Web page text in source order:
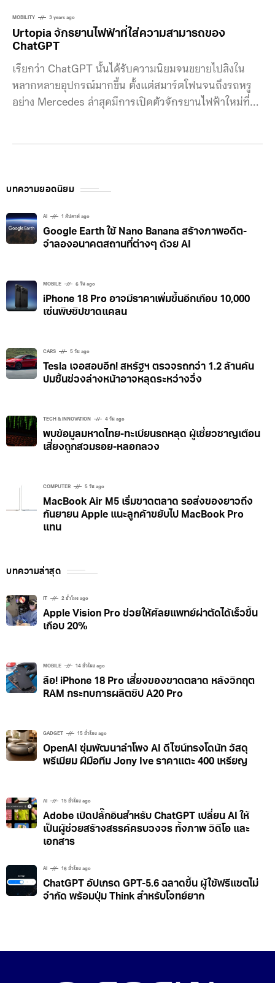
System) เปลี่ยนแรงปั่นเป็นพลังงานไฟฟ้าและจ่ายเข้าสู่
มอเตอร์โดยตรง โครงสร้างหลักคือ ชุดบันไดที่ทำหน้าที่
เสมือนคันเร่ง ระบบจะตรวจจับการปั่นแล้วส่งสัญญาณไป
ยังมอเตอร์ไฟฟ้าเพื่อขับเคลื่อนล้อ ยิ่งปั่นเร็ว รถก็จะยิ่งเร็ว
ขึ้นตามไปด้วย นอกจากนั้นยังมีระบบเบรกแบบ
regenerative ที่ส่งพลังงานกลับเข้าสู่แบตเตอรีเมื่อชะลอ
MOBILITY 3 years ago
Urtopia จักรยานไฟฟ้าที่ใส่ความสามารถของ
ChatGPT
เรียกว่า ChatGPT นั้นได้รับความนิยมจนขยายไปสิงใน
หลากหลายอุปกรณ์มากขึ้น ตั้งแต่สมาร์ตโฟนจนถึงรถหรู
อย่าง Mercedes ล่าสุดมีการเปิดตัวจักรยานไฟฟ้าใหม่ที่ใส่
และลำโพงในตัว เปิดให้ผู้ขับถามคำถามต่างๆที่อยากรู้ได้
ฟีเจอร์อื่นๆก็มาครบทั้ง GPS ในตัว, ระบบป้องกันการขโมย
และระบบความปลอดภัยในการขับขี่ เหนือไปกว่านั้นคือ
ผนวกระบบนิเวศด้านการออกกำลังกายของ Apple เข้าไป
ปดังอย่าง Strava ซึ่ง ChatGPT สามารถดึงข้อมูลอย่าง
อัตราการเต้นของหัวใจ
บทความยอดนิยม
AI 1 สัปดาห์ ago
Google Earth ใช้ Nano Banana สร้างภาพอดีต-
จำลองอนาคตสถานที่ต่างๆ ด้วย AI
MOBILE 6 วัน ago
iPhone 18 Pro อาจมีราคาเพิ่มขึ้นอีกเกือบ 10,000
เซ่นพิษชิปขาดแคลน
CARS 5 วัน ago
Tesla เจอสอบอีก! สหรัฐฯ ตรวจรถกว่า 1.2 ล้านคัน
ปมชิ้นช่วงล่างหน้าอาจหลุดระหว่างวิ่ง
TECH & INNOVATION 4 วัน ago
พบข้อมูลมหาดไทย-ทะเบียนรถหลุด ผู้เชี่ยวชาญเตือน
เสี่ยงถูกสวมรอย-หลอกลวง
COMPUTER 5 วัน ago
MacBook Air M5 เริ่มขาดตลาด รอส่งของยาวถึง
กันยายน Apple แนะลูกค้าขยับไป MacBook Pro
แทน
บทความล่าสุด
IT 2 ชั่วโมง ago
Apple Vision Pro ช่วยให้ศัลยแพทย์ผ่าตัดได้เร็วขึ้น
เกือบ 20%
MOBILE 14 ชั่วโมง ago
ลือ! iPhone 18 Pro เสี่ยงของขาดตลาด หลังวิกฤต
RAM กระทบการผลิตชิป A20 Pro
GADGET 15 ชั่วโมง ago
OpenAI ซุ่มพัฒนาลำโพง AI ดีไซน์ทรงโดนัท วัสดุ
พรีเมียม ฝีมือทีม Jony Ive ราคาแตะ 400 เหรียญ
AI 15 ชั่วโมง ago
Adobe เปิดปลั๊กอินสำหรับ ChatGPT เปลี่ยน AI ให้
เป็นผู้ช่วยสร้างสรรค์ครบวงจร ทั้งภาพ วิดีโอ และ
เอกสาร
AI 16 ชั่วโมง ago
ChatGPT อัปเกรด GPT-5.6 ฉลาดขึ้น ผู้ใช้ฟรีแชตไม่
จำกัด พร้อมปุ่ม Think สำหรับโจทย์ยาก